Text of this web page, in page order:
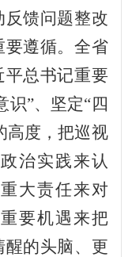
反馈问题整改
要遵循。全省
平总书记重要
识”、坚定“四
高度，把巡视
治实践来认
大责任来对
要机遇来把
醒的头脑、更